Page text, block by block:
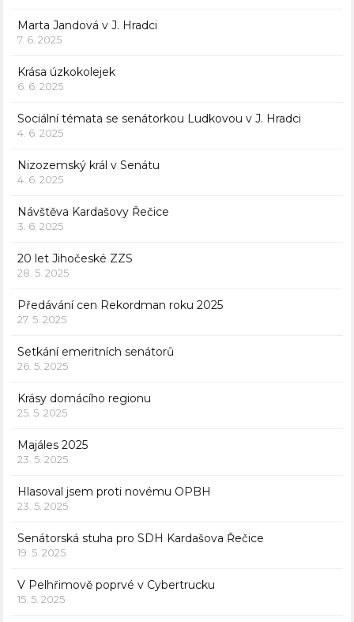
Marta Jandová v J. Hradci
7. 6. 2025
Krása úzkokolejek
6. 6. 2025
Sociální témata se senátorkou Ludkovou v J. Hradci
4. 6. 2025
Nizozemský král v Senátu
4. 6. 2025
Návštěva Kardašovy Řečice
3. 6. 2025
20 let Jihočeské ZZS
28. 5. 2025
Předávání cen Rekordman roku 2025
27. 5. 2025
Setkání emeritních senátorů
26. 5. 2025
Krásy domácího regionu
25. 5. 2025
Majáles 2025
23. 5. 2025
Hlasoval jsem proti novému OPBH
23. 5. 2025
Senátorská stuha pro SDH Kardašova Řečice
19. 5. 2025
V Pelhřimově poprvé v Cybertrucku
15. 5. 2025